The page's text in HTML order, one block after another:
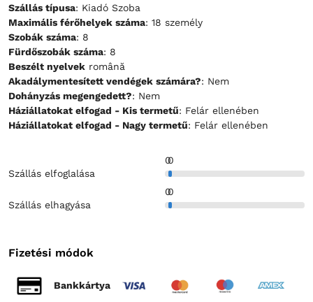
Szállás típusa: Kiadó Szoba
Maximális férőhelyek száma: 18 személy
Szobák száma: 8
Fürdőszobák száma: 8
Beszélt nyelvek română
Akadálymentesített vendégek számára?
: Nem
Dohányzás megengedett?
: Nem
Háziállatokat elfogad - Kis termetű
: Felár ellenében
Háziállatokat elfogad - Nagy termetű
: Felár ellenében
Szállás elfoglalása
00
Szállás elhagyása
00
Fizetési módok
Bankkártya